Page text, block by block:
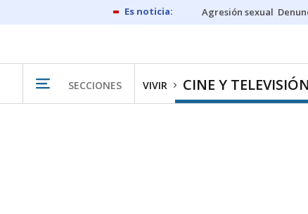
Agresión sexual
SECCIONES VIVIR CINE Y TELEVISIÓN